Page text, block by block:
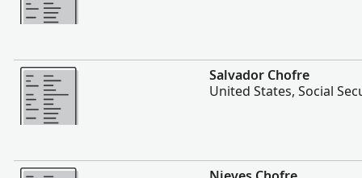
Περισσότερα
Salvador Chofre
United States, Social
Περισσότερα